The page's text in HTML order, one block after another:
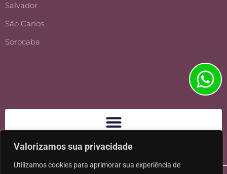
Valorizamos sua privacidade
Utilizamos cookies para aprimorar sua experiência de
Salvador
São Carlos
Sorocaba